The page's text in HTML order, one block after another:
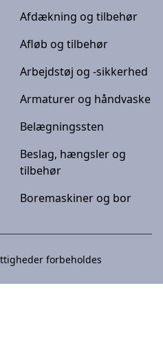
Afdækning og tilbehør
Afløb og tilbehør
Arbejdstøj og -sikkerhed
Armaturer og håndvaske
Belægningssten
Beslag, hængsler og
tilbehør
Boremaskiner og bor
forbeholdes